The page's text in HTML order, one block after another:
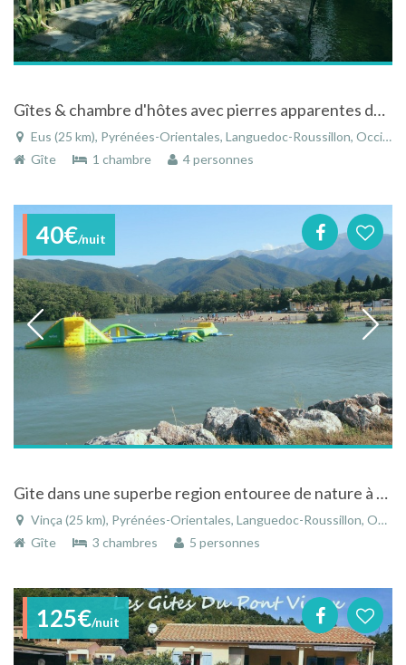
Gîtes & chambre d'hôtes avec pierres apparentes dans un ancien moulin
Eus (25 km), Pyrénées-Orientales, Languedoc-Roussillon, Occitanie, France
Gîte
1 chambre 4 personnes
40€/nuit
Gite dans une superbe region entouree de nature à Vinça dans les Pyrénées-Orientales - Languedoc-Roussillon
Vinça (25 km), Pyrénées-Orientales, Languedoc-Roussillon, Occitanie, France
Gîte
3 chambres 5 personnes
125€/nuit